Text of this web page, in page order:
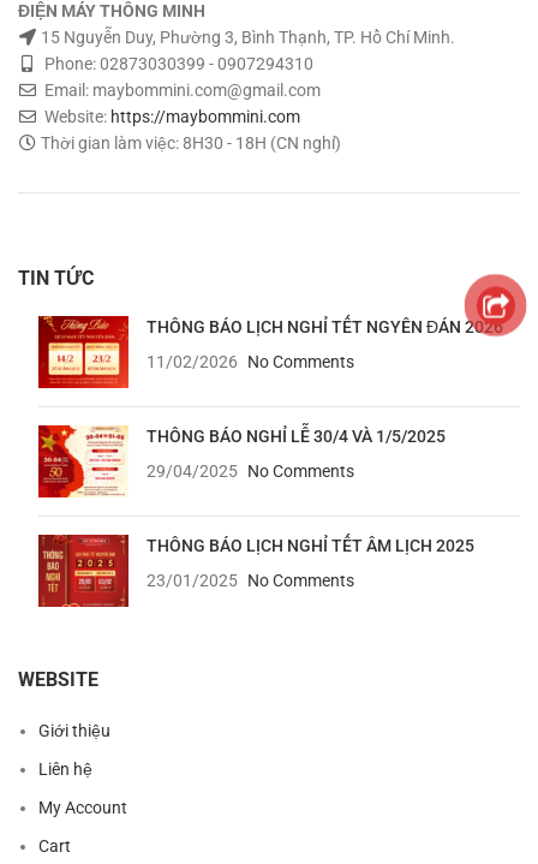
ĐIỆN MÁY THÔNG MINH
15 Nguyễn Duy, Phường 3, Bình Thạnh, TP. Hồ Chí Minh.
Phone: 02873030399 - 0907294310
Email: maybommini.com@gmail.com
Website: https://maybommini.com
Thời gian làm việc: 8H30 - 18H (CN nghỉ)
TIN TỨC
THÔNG BÁO LỊCH NGHỈ TẾT NGYÊN ĐÁN 2026
11/02/2026
No Comments
THÔNG BÁO NGHỈ LỄ 30/4 VÀ 1/5/2025
29/04/2025 No Comments
THÔNG BÁO LỊCH NGHỈ TẾT ÂM LỊCH 2025
23/01/2025 No Comments
WEBSITE
Giới thiệu
Liên hệ
My Account
Cart